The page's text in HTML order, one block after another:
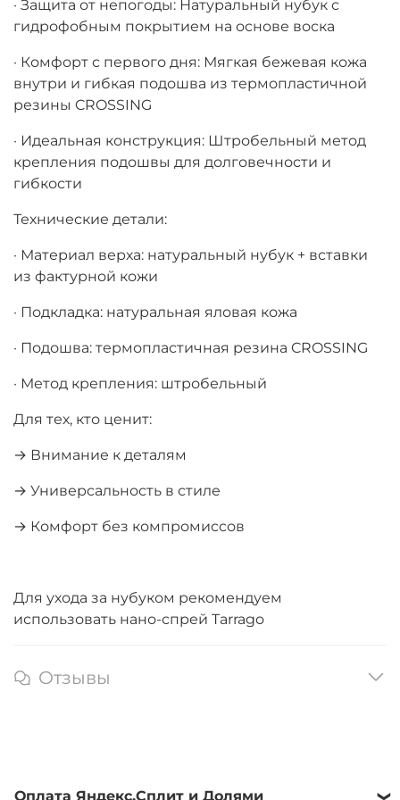
· Защита от непогоды: Натуральный нубук с
гидрофобным покрытием на основе воска
· Комфорт с первого дня: Мягкая бежевая кожа
внутри и гибкая подошва из термопластичной
резины CROSSING
· Идеальная конструкция: Штробельный метод
крепления подошвы для долговечности и
гибкости
Технические детали:
· Материал верха: натуральный нубук + вставки
из фактурной кожи
· Подкладка: натуральная яловая кожа
· Подошва: термопластичная резина CROSSING
· Метод крепления: штробельный
Для тех, кто ценит:
→ Внимание к деталям
→ Универсальность в стиле
→ Комфорт без компромиссов
Для ухода за нубуком рекомендуем
использовать нано-спрей Tarrago
Отзывы
Оплата Яндекс.Сплит и Долями